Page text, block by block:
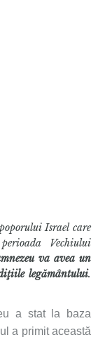
Israel care
Vechiului
va avea un
legământului.
a stat la baza
a primit această